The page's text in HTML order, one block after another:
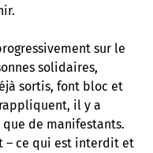
sur le
solidaires,
sortis, font bloc et
rappliquent, il y a
de manifestants.
– ce qui est interdit et